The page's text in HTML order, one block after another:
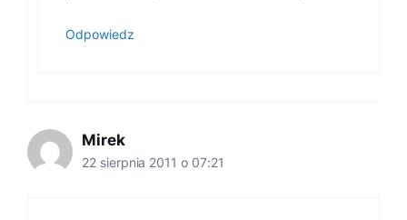
Odpowiedz
Mirek
22 sierpnia 2011 o 07:21